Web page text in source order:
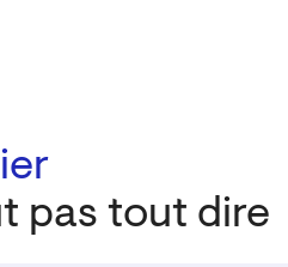
pas tout dire